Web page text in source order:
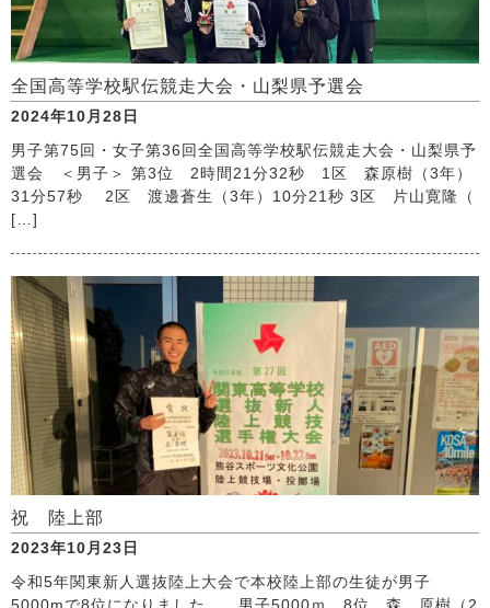
全国高等学校駅伝競走大会・山梨県予選会
2024年10月28日
男子第75回・女子第36回全国高等学校駅伝競走大会・山梨県予
選会 ＜男子＞ 第3位 2時間21分32秒 1区 森原樹（3年）
31分57秒 2区 渡邊蒼生（3年）10分21秒 3区 片山寛隆（
[…]
祝 陸上部
2023年10月23日
令和5年関東新人選抜陸上大会で本校陸上部の生徒が男子